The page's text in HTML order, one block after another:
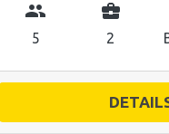
group
5
business_center
2